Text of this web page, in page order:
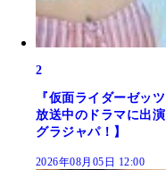
2
『仮面ライダーゼッ
放送中のドラマに出
グラジャパ！】
2026年08月05日 12:00